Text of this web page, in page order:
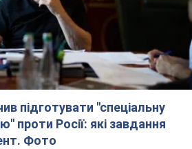
ситуація в енергосистемі
енергооб'єкту
т.
Міноборони дані про
для чого це потрібно